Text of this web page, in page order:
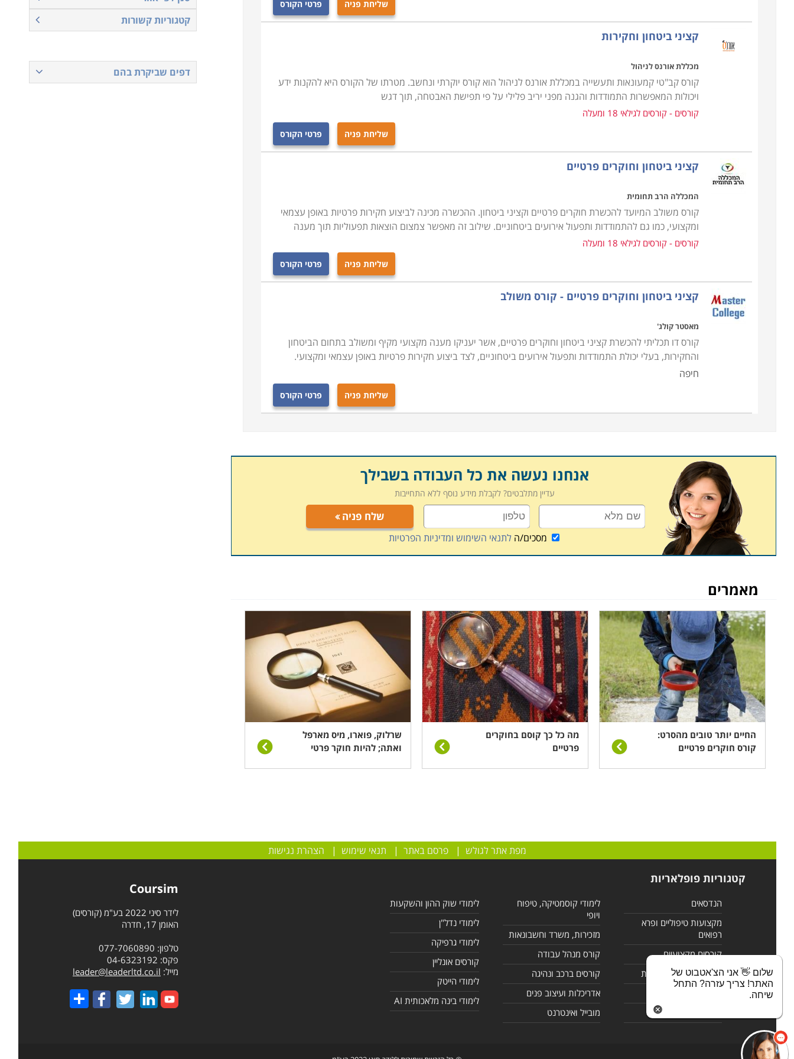
שמאחורי המקצוע. במהלך הקורס, פרט ללימודי התיאוריה מתבצעים מקרי חקירה לדוגמה בם נדרשים הסטודנטים
לבצע מעקב ולייצר מידע בעל ערך בסיטואציות מבוימות לצורך לימוד .
שליחת פניה פרטי הקורס
קציני ביטחון וחקירות
מכללת אורנס לניהול
קורס קב"טי קמעונאות ותעשייה במכללת אורנס לניהול הוא קורס יוקרתי ונחשב. מטרתו של הקורס היא להקנות ידע
ויכולות המאפשרות התמודדות והגנה מפני יריב פלילי על פי תפישת האבטחה, תוך דגש
קורסים - קורסים לגילאי 18 ומעלה
שליחת פניה פרטי הקורס
קציני ביטחון וחוקרים פרטיים
המכללה הרב תחומית
קורס משולב המיועד להכשרת חוקרים פרטיים וקציני ביטחון. ההכשרה מכינה לביצוע חקירות פרטיות באופן עצמאי
ומקצועי, כמו גם להתמודדות ותפעול אירועים ביטחוניים. שילוב זה מאפשר צמצום הוצאות תפעוליות תוך מענה
קורסים - קורסים לגילאי 18 ומעלה
שליחת פניה פרטי הקורס
קציני ביטחון וחוקרים פרטיים - קורס משולב
מאסטר קולג'
קורס דו תכליתי להכשרת קציני ביטחון וחוקרים פרטיים, אשר יעניקו מענה מקצועי מקיף ומשולב בתחום הביטחון
והחקירות, בעלי יכולת התמודדות ותפעול אירועים ביטחוניים, לצד ביצוע חקירות פרטיות באופן עצמאי ומקצועי.
חיפה
שליחת פניה פרטי הקורס
אנחנו נעשה את כל העבודה בשבילך
עדיין מתלבטים? לקבלת מידע נוסף ללא התחייבות
שלח פניה
מסכים/הלתנאי השימוש ומדיניות הפרטיות
מאמרים
החיים יותר טובים מהסרט:
קורס חוקרים פרטיים
מה כל כך קוסם בחוקרים
פרטיים
שרלוק, פוארו, מיס מארפל
ואתה; להיות חוקר פרטי
קטגוריות קשורות
דפים שביקרת בהם
מפת אתר לגולש |פרסם באתר | תנאי שימוש | הצהרת נגישות
קטגוריות פופלאריות
הנדסאים
מקצועות טיפוליים ופרא
רפואים
קורסים מקצועיים
לימודי מחשבים ורשתות
לימודי קוסמטיקה, טיפוח
ויופי
מזכירות, משרד וחשבונאות
קורס מנהל עבודה
קורסים ברכב ונהיגה
אדריכלות ועיצוב פנים
מובייל ואינטרנט
לימודי שוק ההון והשקעות
לימודי נדל"ן
לימודי גרפיקה
קורסים אונליין
לימודי הייטק
לימודי בינה מלאכותית AI
Coursim
לידר סיני 2022 בע"מ (קורסים)
האומן 17, חדרה
טלפון: 077-7060890
פקס: 04-6323192
מייל: leader@leaderltd.co.il
Share
שלום 👋 אני הצ'אטבוט של
האתר! צריך עזרה? התחל
שיחה.